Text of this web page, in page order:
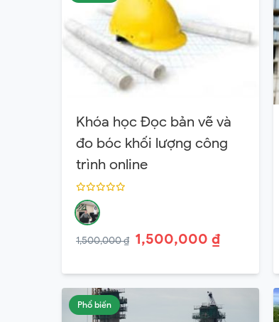
Khóa học Đọc bản vẽ và
đo bóc khối lượng công
trình online
1,500,000 ₫ 1,500,000 ₫
Phổ biến